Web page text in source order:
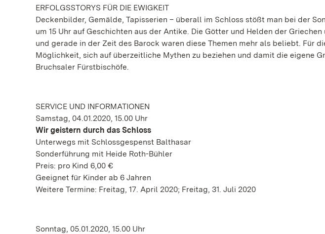
ERFOLGSSTORYS FÜR DIE EWIGKEIT
Deckenbilder, Gemälde, Tapisserien – überall im Schloss stößt man bei der
um 15 Uhr auf Geschichten aus der Antike. Die Götter und Helden der
und gerade in der Zeit des Barock waren diese Themen mehr als beliebt. Für
Möglichkeit, sich auf überzeitliche Mythen zu beziehen und damit die eigene
Bruchsaler Fürstbischöfe.
SERVICE UND INFORMATIONEN
Samstag, 04.01.2020, 15.00 Uhr
Wir geistern durch das Schloss
Unterwegs mit Schlossgespenst Balthasar
Sonderführung mit Heide Roth-Bühler
Preis: pro Kind 6,00 €
Geeignet für Kinder ab 6 Jahren
Weitere Termine: Freitag, 17. April 2020; Freitag, 31. Juli 2020
Sonntag, 05.01.2020, 15.00 Uhr